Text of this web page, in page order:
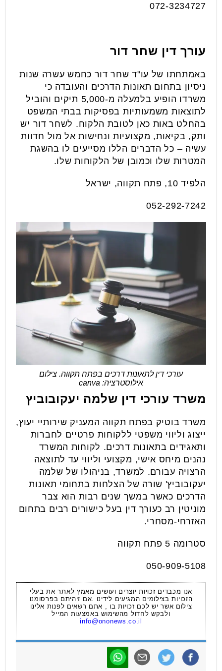
072-3234727
עורך דין שחר דור
באמתחתו של עו"ד שחר דור כחמש עשרה שנות
ניסיון בתחום תאונות הדרכים והעובדה כי
משרדו הופיע בלמעלה מ-5,000 תיקים והוביל
לתוצאות משמעותיות בפסיקות בבתי המשפט
בהחלט באות כאן לטובת הלקוח. לשחר דור יש
ותק, בקיאות, מקצועיות ונחישות אל מול חדוות
עשיה – כל הדברים הללו מסייעים לו בהשגת
המטרות שלו וכמובן של הלקוחות שלו.
הלפיד 10, פתח תקווה, ישראל
052-292-7242
עורכי דין לתאונות דרכים בפתח תקווה. צילום
אילוסטרציה: canva
משרד עורכי דין שלמה יעקובוביץ
משרד בוטיק בפתח תקווה המעניק שירותיי יעוץ,
ייצוג וליווי משפטי ללקוחות פרטיים לחברות
ותאגידים בתאונות דרכים. לקוחות המשרד
נהנים מיחס אישי, מקצועי וליווי עד לתוצאה
הרצויה עבורם. למשרד, בניהולו של שלמה
יעקובוביץ' שורה של הצלחות בתחומי תאונות
הדרכים כאשר במשך שנים רבות הוא צבר
מוניטין רב כעורך דין בעל כישורים רבים בתחום
האזרחי-מסחרי.
סטרומה 5 פתח תקווה
050-909-5108
אנו מכבדים זכויות יוצרים ועושים מאמץ לאתר את בעלי
הזכויות בצילומים המגיעים לידינו .אם זיהיתם בפרסומנו
צילום אשר יש לכם זכויות בו , אתם רשאים לפנות אלינו
ולבקש לחדול מהשימוש באמצעות המייל
info@ononews.co.il